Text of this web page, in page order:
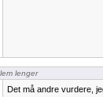
lenger
Det må andre vurdere,